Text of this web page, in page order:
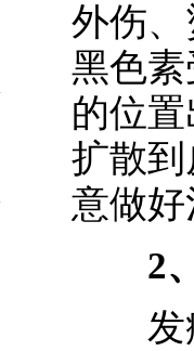
外伤
黑色
的位
扩散
意做
2、
发病